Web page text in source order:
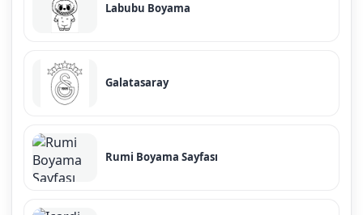
Labubu Boyama
Galatasaray
Rumi Boyama Sayfası